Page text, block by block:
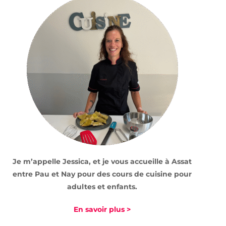
Je m’appelle Jessica, et je vous accueille à Assat
entre Pau et Nay pour des cours de cuisine pour
adultes et enfants.
En savoir plus >